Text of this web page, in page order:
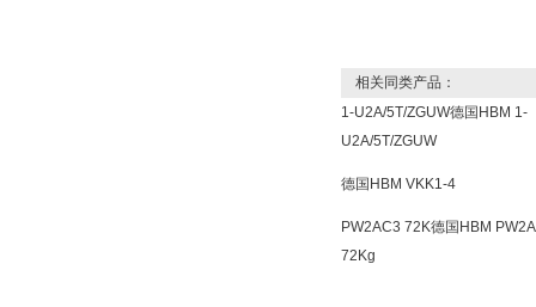
相关同类产品：
1-U2A/5T/ZGUW德国HBM 1-
U2A/5T/ZGUW
德国HBM VKK1-4
PW2AC3 72K德国HBM
72Kg